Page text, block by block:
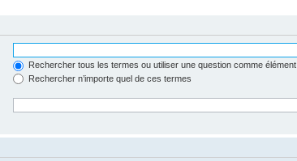
Rechercher tous les termes ou utiliser une question comme élément
Rechercher n’importe quel de ces termes